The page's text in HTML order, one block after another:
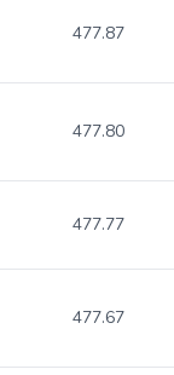
477.87
477.80
477.77
477.67